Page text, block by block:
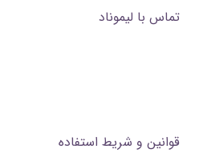
تماس با لیموناد
قوانین و شریط استفاده